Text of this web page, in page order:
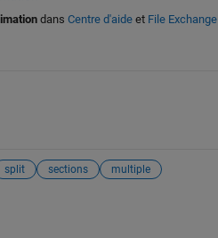
dans Centre d'aideet File Exchange
split sections multiple